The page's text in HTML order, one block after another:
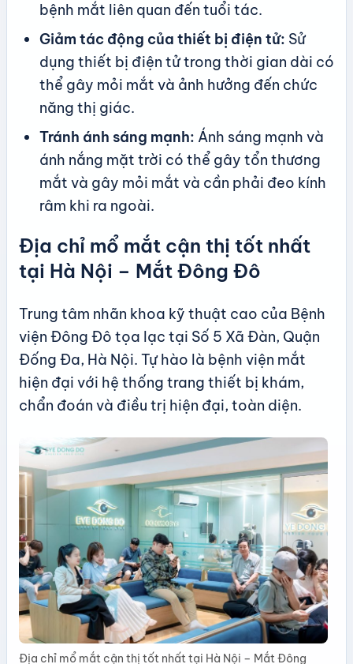
bệnh mắt liên quan đến tuổi tác.
Giảm tác động của thiết bị điện tử: Sử
dụng thiết bị điện tử trong thời gian dài có
thể gây mỏi mắt và ảnh hưởng đến chức
năng thị giác.
Tránh ánh sáng mạnh: Ánh sáng mạnh và
ánh nắng mặt trời có thể gây tổn thương
mắt và gây mỏi mắt và cần phải đeo kính
râm khi ra ngoài.
Địa chỉ mổ mắt cận thị tốt nhất
tại Hà Nội – Mắt Đông Đô
Trung tâm nhãn khoa kỹ thuật cao của Bệnh
viện Đông Đô tọa lạc tại Số 5 Xã Đàn, Quận
Đống Đa, Hà Nội. Tự hào là bệnh viện mắt
hiện đại với hệ thống trang thiết bị khám,
chẩn đoán và điều trị hiện đại, toàn diện.
Địa chỉ mổ mắt cận thị tốt nhất tại Hà Nội – Mắt Đông